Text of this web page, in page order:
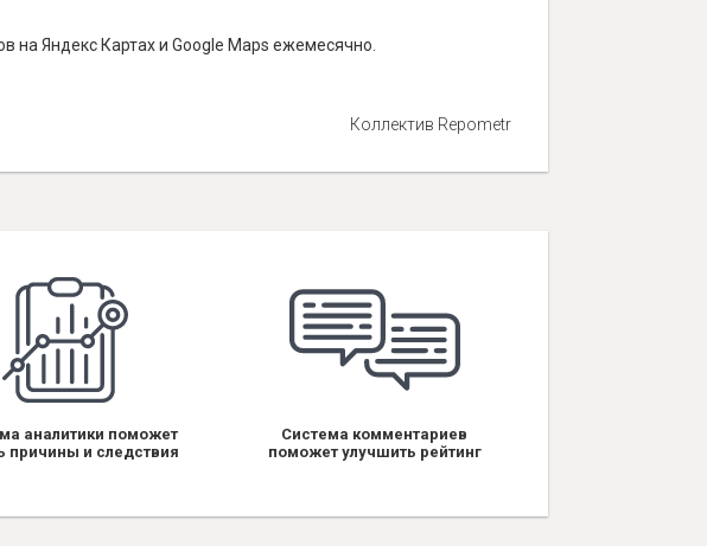
на Яндекс Картах и Google Maps ежемесячно.
Коллектив Repometr
аналитики поможет
причины и следствия
Система комментариев
поможет улучшить рейтинг